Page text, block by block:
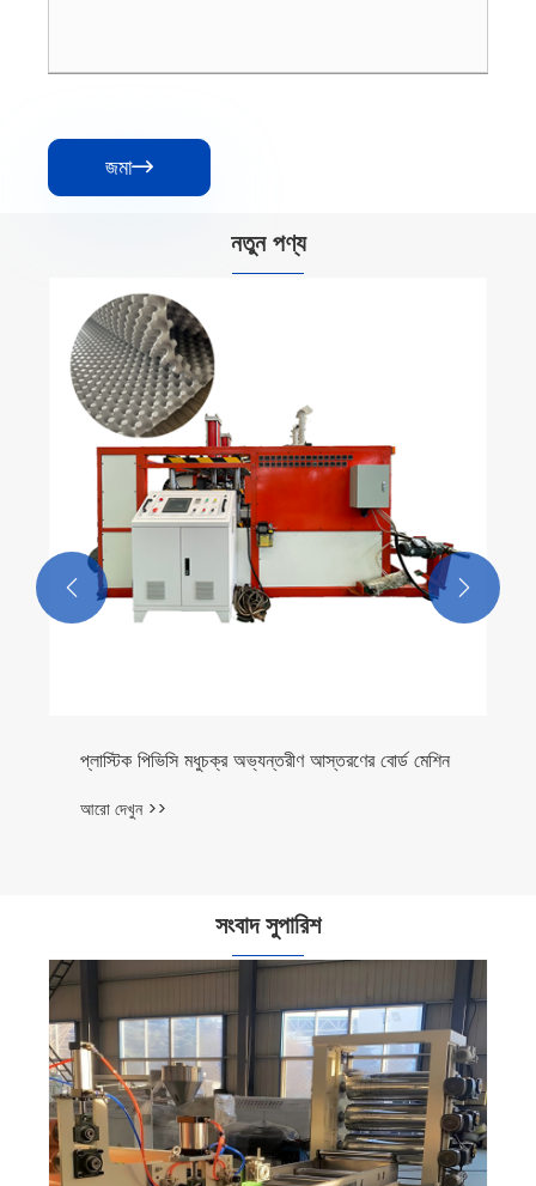
জমা
নতুন পণ্য
প্লাস্টিক পিভিসি মধুচক্র অভ্যন্তরীণ আস্তরণের বোর্ড মেশিন
আরো দেখুন >>
 
সংবাদ সুপারিশ